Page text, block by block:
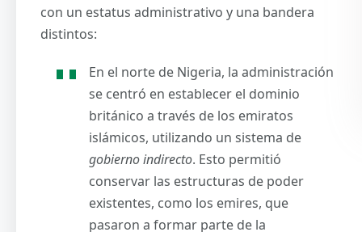
con un estatus administrativo y una bandera
distintos:
En el norte de Nigeria, la administración
se centró en establecer el dominio
británico a través de los emiratos
islámicos, utilizando un sistema de
gobierno indirecto. Esto permitió
conservar las estructuras de poder
existentes, como los emires, que
pasaron a formar parte de la